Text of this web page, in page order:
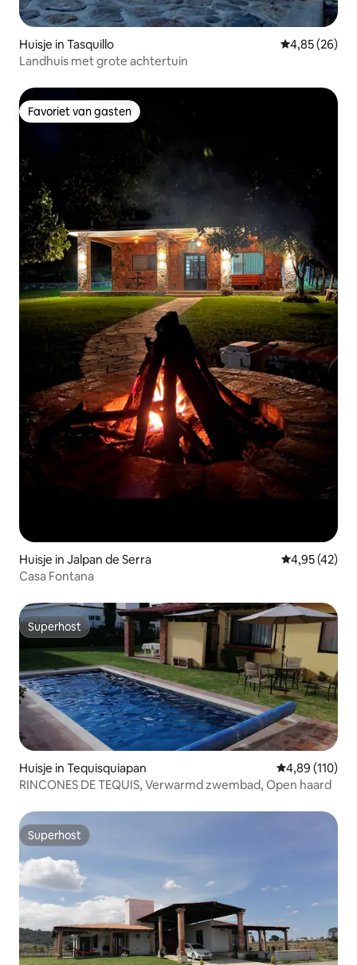
Huisje in Tasquillo Gemiddelde
4,85 (26)
Landhuis met grote achtertuin
Favoriet van gasten
Favoriet van gasten
Huisje in Jalpan de Serra Gemiddelde
4,95 (42)
Casa Fontana
Superhost
Superhost
Huisje in Tequisquiapan Gemiddelde
4,89 (110)
RINCONES DE TEQUIS, Verwarmd zwembad, Open haard
Superhost
Superhost